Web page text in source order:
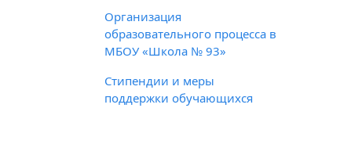
Организация
образовательного процесса в
МБОУ «Школа № 93»
Стипендии и меры
поддержки обучающихся